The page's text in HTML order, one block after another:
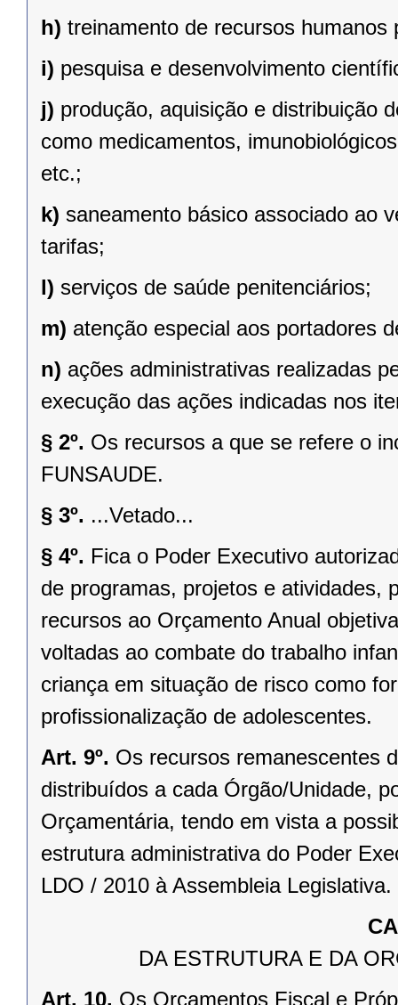
h) treinamento de recursos humanos
i) pesquisa e desenvolvimento
j) produção, aquisição e distribuição
como medicamentos,
etc.;
k) saneamento básico associado ao
tarifas;
l) serviços de saúde penitenciários;
m) atenção especial aos portadores
n) ações administrativas realizadas
execução das ações indicadas nos
§ 2º. Os recursos a que se refere o
FUNSAUDE.
§ 3º. ...Vetado...
§ 4º. Fica o Poder Executivo
de programas, projetos e atividades,
recursos ao Orçamento Anual
voltadas ao combate do trabalho
criança em situação de risco como
profissionalização de adolescentes.
Art. 9º. Os recursos remanescentes
distribuídos a cada Órgão/Unidade,
Orçamentária, tendo em vista a
estrutura administrativa do Poder
LDO / 2010 à Assembleia Legislativa.
DA ESTRUTURA E DA
Art. 10. Os Orçamentos Fiscal e